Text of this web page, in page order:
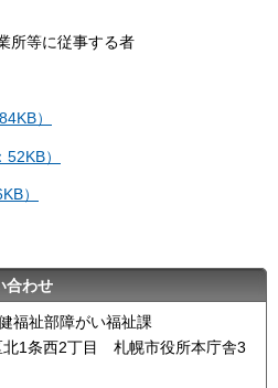
所等に従事する者
）
）
）
合わせ
福祉部障がい福祉課
1条西2丁目 札幌市役所本庁舎3